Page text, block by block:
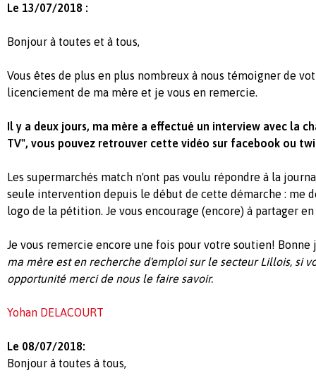
Le 13/07/2018 :
Bonjour à toutes et à tous,
Vous êtes de plus en plus nombreux à nous témoigner de
licenciement de ma mère et je vous en remercie.
Il y a deux jours, ma mère a effectué un interview avec la
TV", vous pouvez retrouver cette vidéo sur facebook ou
Les supermarchés match n'ont pas voulu répondre à la
seule intervention depuis le début de cette démarche : me
logo de la pétition. Je vous encourage (encore) à partager
Je vous remercie encore une fois pour votre soutien! Bonne
ma mère est en recherche d'emploi sur le secteur Lillois, si
opportunité merci de nous le faire savoir.
Yohan DELACOURT
Le 08/07/2018:
Bonjour à toutes à tous,